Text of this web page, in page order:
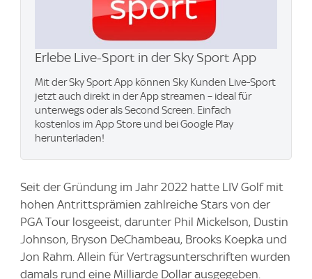
Erlebe Live-Sport in der Sky Sport App
Mit der Sky Sport App können Sky Kunden Live-Sport
jetzt auch direkt in der App streamen – ideal für
unterwegs oder als Second Screen. Einfach
kostenlos im App Store und bei Google Play
herunterladen!
Seit der Gründung im Jahr 2022 hatte LIV Golf mit
hohen Antrittsprämien zahlreiche Stars von der
PGA Tour losgeeist, darunter Phil Mickelson, Dustin
Johnson, Bryson DeChambeau, Brooks Koepka und
Jon Rahm. Allein für Vertragsunterschriften wurden
damals rund eine Milliarde Dollar ausgegeben.